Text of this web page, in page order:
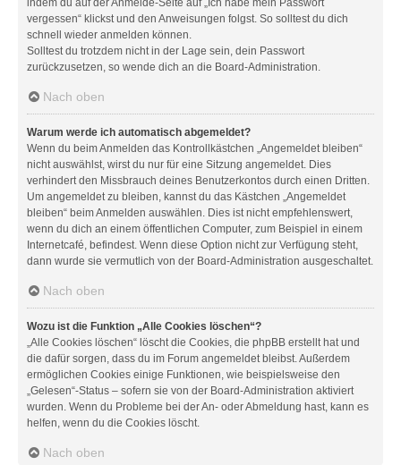
vergessen“ klickst und den Anweisungen folgst. So solltest du dich
schnell wieder anmelden können.
Solltest du trotzdem nicht in der Lage sein, dein Passwort
zurückzusetzen, so wende dich an die Board-Administration.
Nach oben
Warum werde ich automatisch abgemeldet?
Wenn du beim Anmelden das Kontrollkästchen „Angemeldet bleiben“
nicht auswählst, wirst du nur für eine Sitzung angemeldet. Dies
verhindert den Missbrauch deines Benutzerkontos durch einen Dritten.
Um angemeldet zu bleiben, kannst du das Kästchen „Angemeldet
bleiben“ beim Anmelden auswählen. Dies ist nicht empfehlenswert,
wenn du dich an einem öffentlichen Computer, zum Beispiel in einem
Internetcafé, befindest. Wenn diese Option nicht zur Verfügung steht,
dann wurde sie vermutlich von der Board-Administration ausgeschaltet.
Nach oben
Wozu ist die Funktion „Alle Cookies löschen“?
„Alle Cookies löschen“ löscht die Cookies, die phpBB erstellt hat und
die dafür sorgen, dass du im Forum angemeldet bleibst. Außerdem
ermöglichen Cookies einige Funktionen, wie beispielsweise den
„Gelesen“-Status – sofern sie von der Board-Administration aktiviert
wurden. Wenn du Probleme bei der An- oder Abmeldung hast, kann es
helfen, wenn du die Cookies löscht.
Nach oben